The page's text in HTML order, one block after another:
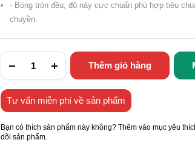
- Bóng tròn đều, độ nảy cực chuẩn phù hợp tiêu
chuyền.
Thêm giỏ hàng
Tư vấn miễn phí về sản phẩm
Bạn có thích sản phẩm này không? Thêm vào mục yêu
dõi sản phẩm.